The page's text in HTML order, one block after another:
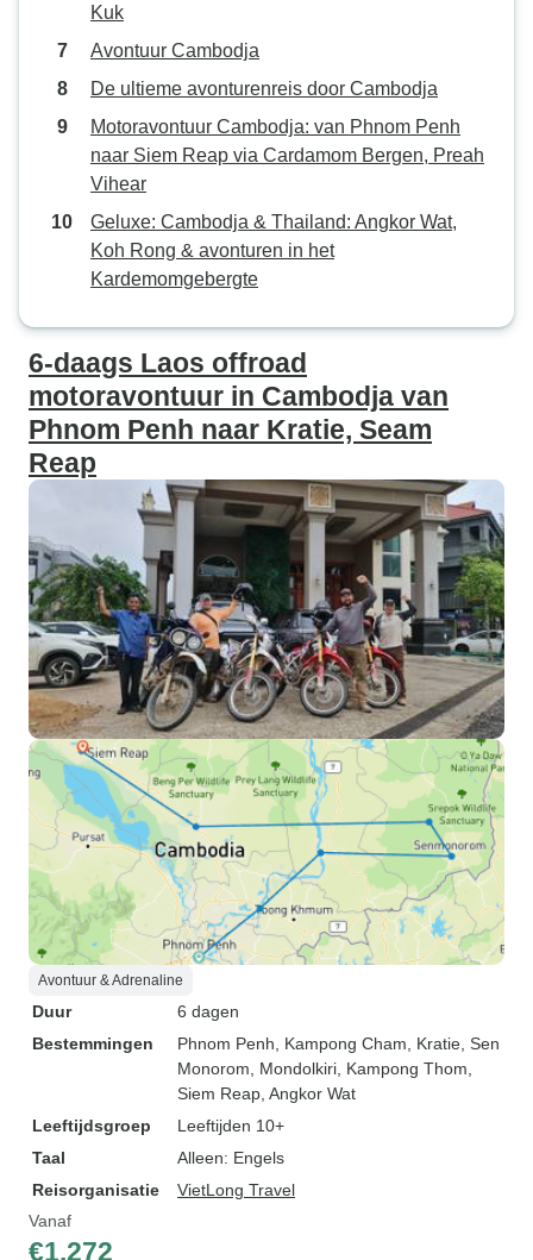
Kuk
Avontuur Cambodja
De ultieme avonturenreis door Cambodja
Motoravontuur Cambodja: van Phnom Penh
naar Siem Reap via Cardamom Bergen, Preah
Vihear
Geluxe: Cambodja & Thailand: Angkor Wat,
Koh Rong & avonturen in het
Kardemomgebergte
6-daags Laos offroad
motoravontuur in Cambodja van
Phnom Penh naar Kratie, Seam
Reap
Avontuur & Adrenaline
Duur
6 dagen
Bestemmingen
Phnom Penh , Kampong Cham , Kratie , Sen
Monorom , Mondolkiri , Kampong Thom
Siem Reap , Angkor Wat
Leeftijdsgroep
Leeftijden 10+
Taal
Alleen: Engels
Reisorganisatie
VietLong Travel
Vanaf
€1.272